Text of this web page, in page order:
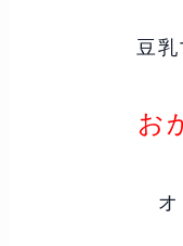
豆乳
お